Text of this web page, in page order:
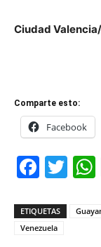
Ciudad
Comparte esto:
Facebook
ETIQUETAS
Venezuela